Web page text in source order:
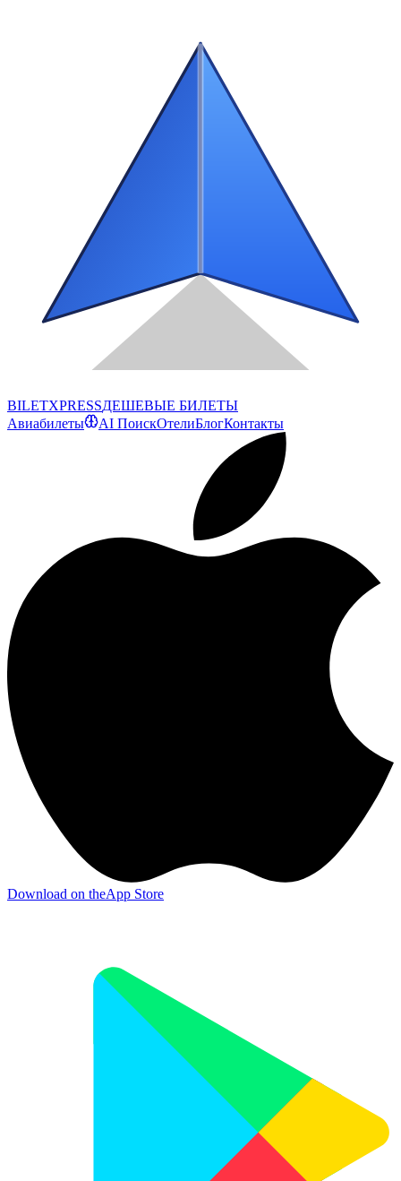
BILETXPRESSДЕШЕВЫЕ БИЛЕТЫ
Авиабилеты
AI ПоискОтелиБлогКонтакты
Download on theApp Store